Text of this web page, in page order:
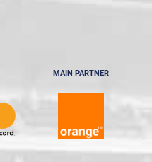
MAIN PARTNER